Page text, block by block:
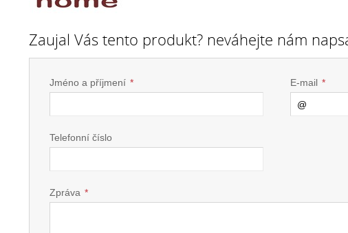
Zaujal Vás tento produkt? neváhejte nám
Jméno a příjmení * E-mail *
Telefonní číslo
Zpráva *